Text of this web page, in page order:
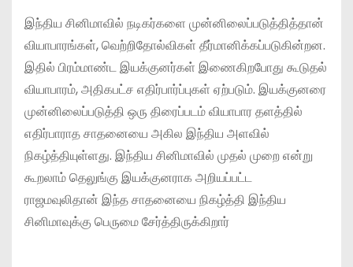
இந்திய சினிமாவில் நடிகர்களை முன்னிலைப்படுத்தித்தான்
வியாபாரங்கள், வெற்றிதோல்விகள் தீர்மானிக்கப்படுகின்றன.
இதில் பிரம்மாண்ட இயக்குனர்கள் இணைகிறபோது கூடுதல்
வியாபாரம், அதிகபட்ச எதிர்பார்ப்புகள் ஏற்படும். இயக்குனரை
முன்னிலைப்படுத்தி ஒரு திரைப்படம் வியாபார தளத்தில்
எதிர்பாராத சாதனையை அகில இந்திய அளவில்
நிகழ்த்தியுள்ளது. இந்திய சினிமாவில் முதல் முறை என்று
கூறலாம் தெலுங்கு இயக்குனராக அறியப்பட்ட
ராஜமவுலிதான் இந்த சாதனையை நிகழ்த்தி இந்திய
சினிமாவுக்கு பெருமை சேர்த்திருக்கிறார்